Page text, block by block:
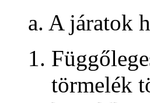
a. A járatok
törmelék